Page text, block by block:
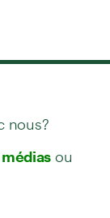
nous?
ou